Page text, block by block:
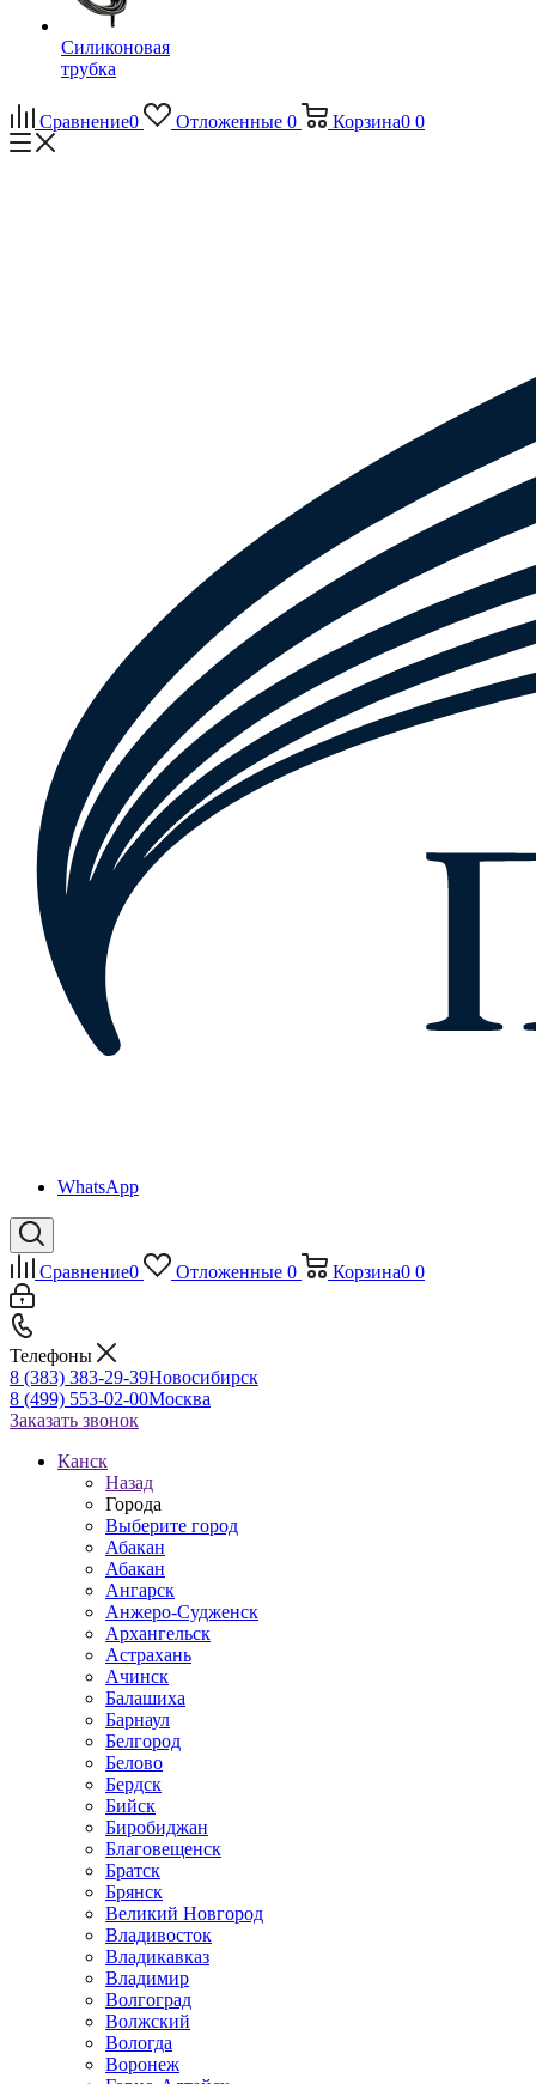
Силиконовая
трубка
Сравнение0 Отложенные 0 Корзина0 0
WhatsApp
Сравнение0 Отложенные 0 Корзина0 0
Телефоны
8 (383) 383-29-39Новосибирск
8 (499) 553-02-00Москва
Заказать звонок
Канск
Назад
Города
Выберите город
Абакан
Абакан
Ангарск
Анжеро-Судженск
Архангельск
Астрахань
Ачинск
Балашиха
Барнаул
Белгород
Белово
Бердск
Бийск
Биробиджан
Благовещенск
Братск
Брянск
Великий Новгород
Владивосток
Владикавказ
Владимир
Волгоград
Волжский
Вологда
Воронеж